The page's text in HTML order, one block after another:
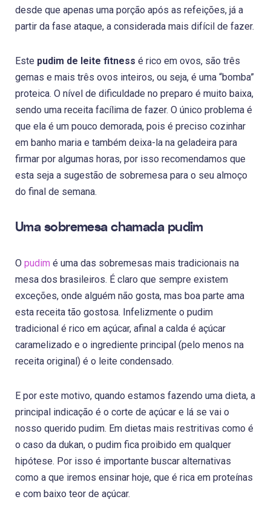
desde que apenas uma porção após as refeições, já a
partir da fase ataque, a considerada mais difícil de fazer.
Este pudim de leite fitness é rico em ovos, são três
gemas e mais três ovos inteiros, ou seja, é uma “bomba”
proteica. O nível de dificuldade no preparo é muito baixa,
sendo uma receita facílima de fazer. O único problema é
que ela é um pouco demorada, pois é preciso cozinhar
em banho maria e também deixa-la na geladeira para
firmar por algumas horas, por isso recomendamos que
esta seja a sugestão de sobremesa para o seu almoço
do final de semana.
Uma sobremesa chamada pudim
O pudim é uma das sobremesas mais tradicionais na
mesa dos brasileiros. É claro que sempre existem
exceções, onde alguém não gosta, mas boa parte ama
esta receita tão gostosa. Infelizmente o pudim
tradicional é rico em açúcar, afinal a calda é açúcar
caramelizado e o ingrediente principal (pelo menos na
receita original) é o leite condensado.
E por este motivo, quando estamos fazendo uma dieta, a
principal indicação é o corte de açúcar e lá se vai o
nosso querido pudim. Em dietas mais restritivas como é
o caso da dukan, o pudim fica proibido em qualquer
hipótese. Por isso é importante buscar alternativas
como a que iremos ensinar hoje, que é rica em proteínas
e com baixo teor de açúcar.